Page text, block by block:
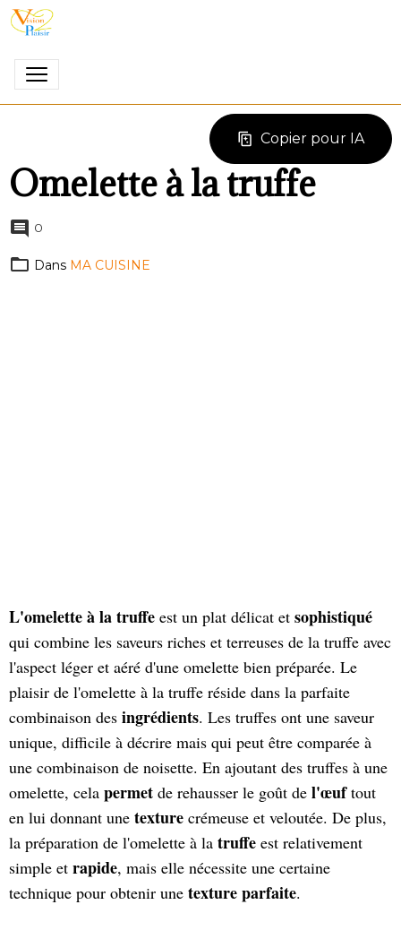
Copier pour IA
Omelette à la truffe
0
Dans MA CUISINE
L'omelette à la truffe est un plat délicat et sophistiqué
qui combine les saveurs riches et terreuses de la truffe avec
l'aspect léger et aéré d'une omelette bien préparée. Le
plaisir de l'omelette à la truffe réside dans la parfaite
combinaison des ingrédients. Les truffes ont une saveur
unique, difficile à décrire mais qui peut être comparée à
une combinaison de noisette. En ajoutant des truffes à une
omelette, cela permet de rehausser le goût de l'œuftout
en lui donnant une texture crémeuse et veloutée. De plus,
la préparation de l'omelette à la truffe est relativement
simple et rapide, mais elle nécessite une certaine
technique pour obtenir une textureparfaite.